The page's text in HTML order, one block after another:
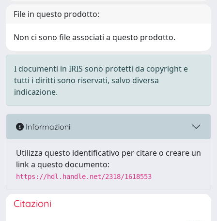
File in questo prodotto:
Non ci sono file associati a questo prodotto.
I documenti in IRIS sono protetti da copyright e
tutti i diritti sono riservati, salvo diversa
indicazione.
Informazioni
Utilizza questo identificativo per citare o creare un
link a questo documento:
https://hdl.handle.net/2318/1618553
Citazioni